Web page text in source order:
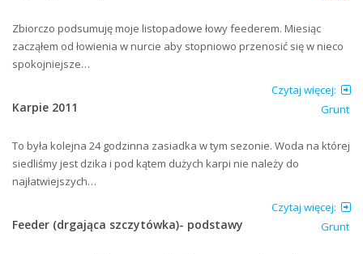
Zbiorczo podsumuję moje listopadowe łowy feederem. Miesiąc
zacząłem od łowienia w nurcie aby stopniowo przenosić się w nieco
spokojniejsze…
Czytaj więcej:
Grunt
Karpie 2011
To była kolejna 24 godzinna zasiadka w tym sezonie. Woda na której
siedliśmy jest dzika i pod kątem dużych karpi nie należy do
najłatwiejszych…
Czytaj więcej:
Grunt
Feeder (drgająca szczytówka)- podstawy